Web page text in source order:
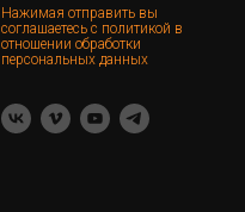
Нажимая отправить вы
соглашаетесь с политикой в
отношении обработки
персональных данных